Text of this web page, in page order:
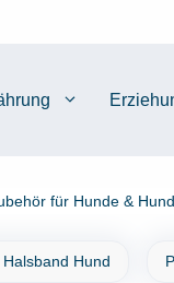
für Hunde &
Halsband Hund